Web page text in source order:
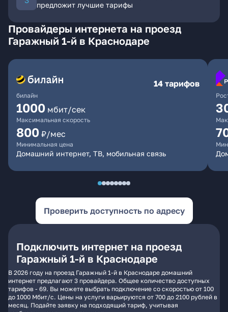
предложит лучшие тарифы
Провайдеры интернета на проезд
Гаражный 1-й в Краснодаре
билайн
14 тарифов
1000 мбит/сек
Максимальная скорость
800 ₽/мес
Минимальная цена
Домашний интернет, ТВ, мобильная связь
Проверить доступность по адресу
Подключить интернет на проезд
Гаражный 1-й в Краснодаре
В 2026 году на проезд Гаражный 1-й в Краснодаре домашний
интернет предлагают 3 провайдера. Общее количество доступных
тарифов - 69. Вы можете выбрать подключение со скоростью от 100
до 1000 Мбит/с. Цены на услуги варьируются от 700 до 2100 рублей в
месяц. Подайте заявку на подходящий тариф, учитывая